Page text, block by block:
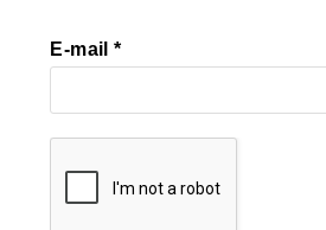
E-mail*